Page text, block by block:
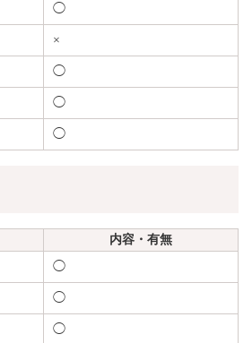
◯
×
◯
◯
◯
内容・有無
◯
◯
◯